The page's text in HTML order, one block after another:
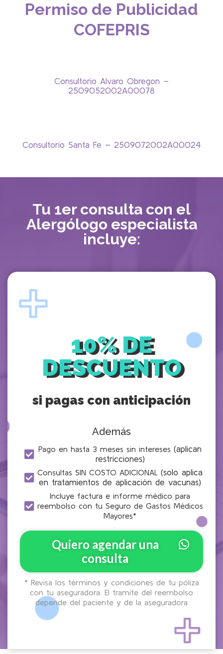
Permiso de Publicidad
COFEPRIS
Consultorio Alvaro Obregon –
2509052002A00078
Consultorio Santa Fe – 2509072002A00024
Tu 1er consulta con el
Alergólogo especialista
incluye:
10% DE
DESCUENTO
si pagas con anticipación
Además
Pago en hasta 3 meses sin intereses(aplican
restricciones)
Consultas SIN COSTO ADICIONAL(solo aplica
en tratamientos de aplicación de vacunas)
Incluye factura e informe médico para
reembolso con tu Seguro de Gastos Médicos
Mayores*
Quiero agendar una
consulta
* Revisa los términos y condiciones de tu póliza
con tu aseguradora. El tramite del reembolso
depende del paciente y de la aseguradora